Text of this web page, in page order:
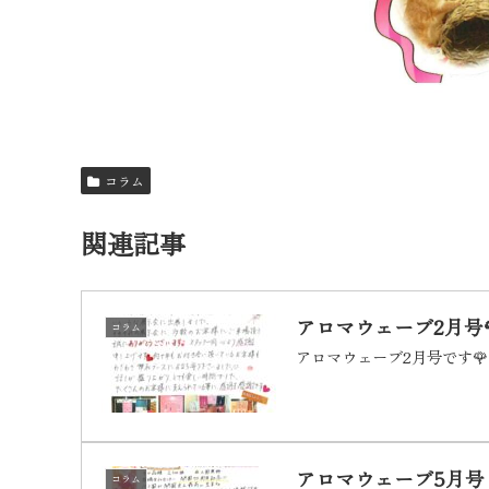
コラム
関連記事
コラム アロマウェーブ2月
アロマウェーブ2月号です🌹
コラム アロマウェーブ5月号